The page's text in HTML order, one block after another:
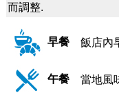
而調整.
早餐 飯店內
午餐 當地風